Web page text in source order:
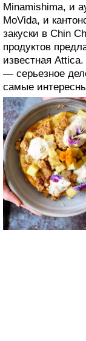
Minamishima, и
MoVida, и
закуски в Chin
продуктов
известная
— серьезное
самые